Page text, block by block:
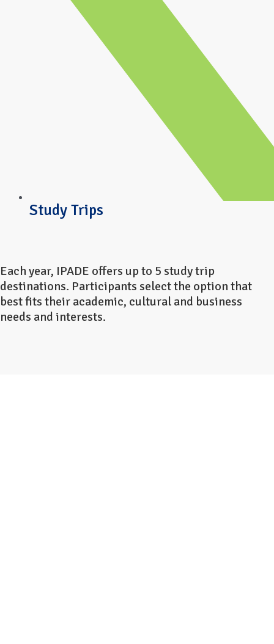
Study Trips
Each year, IPADE offers up to 5 study trip
destinations. Participants select the option that
best fits their academic, cultural and business
needs and interests.